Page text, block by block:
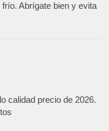
Abrígate bien y evita
calidad precio de 2026.